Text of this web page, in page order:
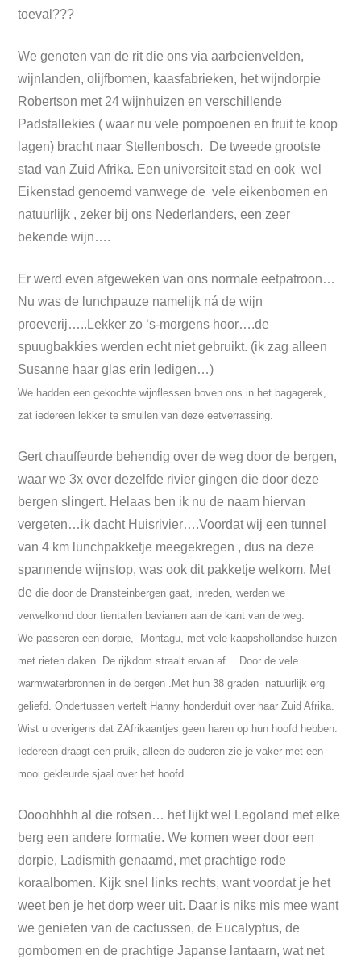
toeval???
We genoten van de rit die ons via aarbeienvelden,
wijnlanden, olijfbomen, kaasfabrieken, het wijndorpie
Robertson met 24 wijnhuizen en verschillende
Padstallekies ( waar nu vele pompoenen en fruit te koop
lagen) bracht naar Stellenbosch. De tweede grootste
stad van Zuid Afrika. Een universiteit stad en ook wel
Eikenstad genoemd vanwege de vele eikenbomen en
natuurlijk , zeker bij ons Nederlanders, een zeer
bekende wijn….
Er werd even afgeweken van ons normale eetpatroon…
Nu was de lunchpauze namelijk ná de wijn
proeverij…..Lekker zo ‘s-morgens hoor….de
spuugbakkies werden echt niet gebruikt. (ik zag alleen
Susanne haar glas erin ledigen…)
We hadden een gekochte wijnflessen boven ons in het bagagerek,
zat iedereen lekker te smullen van deze eetverrassing.
Gert chauffeurde behendig over de weg door de bergen,
waar we 3x over dezelfde rivier gingen die door deze
bergen slingert. Helaas ben ik nu de naam hiervan
vergeten…ik dacht Huisrivier….Voordat wij een tunnel
van 4 km lunchpakketje meegekregen , dus na deze
spannende wijnstop, was ook dit pakketje welkom. Met
dedie door de Dransteinbergen gaat, inreden, werden we
verwelkomd door tientallen bavianen aan de kant van de weg.
We passeren een dorpie, Montagu, met vele kaapshollandse huizen
met rieten daken. De rijkdom straalt ervan af….Door de vele
warmwaterbronnen in de bergen .Met hun 38 graden natuurlijk erg
geliefd.Ondertussen vertelt Hanny honderduit over haar Zuid Afrika.
Wist u overigens dat ZAfrikaantjes geen haren op hun hoofd hebben.
Iedereen draagt een pruik, alleen de ouderen zie je vaker met een
mooi gekleurde sjaal over het hoofd.
Oooohhhh al die rotsen… het lijkt wel Legoland met elke
berg een andere formatie. We komen weer door een
dorpie, Ladismith genaamd, met prachtige rode
koraalbomen. Kijk snel links rechts, want voordat je het
weet ben je het dorp weer uit. Daar is niks mis mee want
we genieten van de cactussen, de Eucalyptus, de
gombomen en de prachtige Japanse lantaarn, wat net